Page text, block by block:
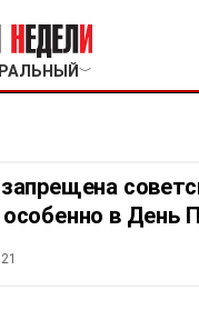
﹀
особенно в День